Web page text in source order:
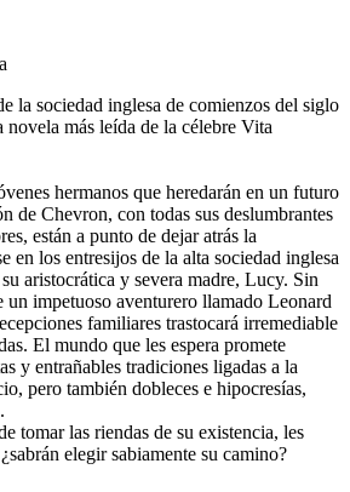
la sociedad inglesa de comienzos del siglo
más leída de la célebre Vita
hermanos que heredarán en un futuro
de Chevron, con todas sus deslumbrantes
están a punto de dejar atrás la
en los entresijos de la alta sociedad inglesa
aristocrática y severa madre, Lucy. Sin
impetuoso aventurero llamado Leonard
familiares trastocará irremediable
El mundo que les espera promete
y entrañables tradiciones ligadas a la
pero también dobleces e hipocresías,
tomar las riendas de su existencia, les
elegir sabiamente su camino?